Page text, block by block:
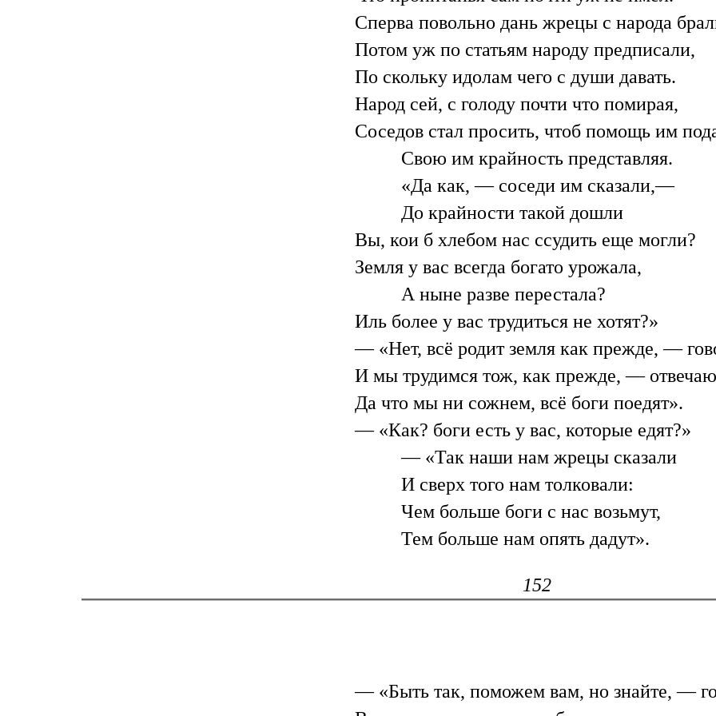
Сперва повольно дань жрецы с народа
Потом уж по статьям народу предписали,
По скольку идолам чего с души давать.
Народ сей, с голоду почти что помирая,
Соседов стал просить, чтоб помощь им
Свою им крайность представляя.
«Да как, — соседи им сказали,—
До крайности такой дошли
Вы, кои б хлебом нас ссудить еще могли?
Земля у вас всегда богато урожала,
А ныне разве перестала?
Иль более у вас трудиться не хотят?»
— «Нет, всё родит земля как прежде, —
И мы трудимся тож, как прежде, —
Да что мы ни сожнем, всё боги поедят».
— «Как? боги есть у вас, которые едят?»
— «Так наши нам жрецы сказали
И сверх того нам толковали:
Чем больше боги с нас возьмут,
Тем больше нам опять дадут».
152
— «Быть так, поможем вам, но знайте, —